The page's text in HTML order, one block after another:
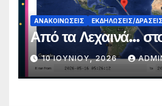
ΑΝΑΚΟΙΝΏΣΕΙΣ ΕΚΔΗΛΏΣΕΙΣ/ΔΡΆΣΕΙΣ
Από τα Λεχαινά…
10 ΙΟΥΝΊΟΥ, 2026